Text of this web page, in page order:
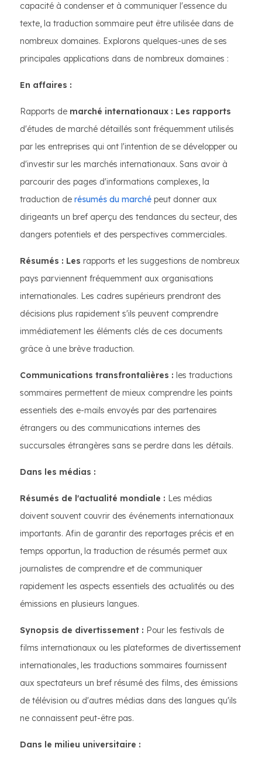
capacité à condenser et à communiquer l'essence du
texte, la traduction sommaire peut être utilisée dans de
nombreux domaines. Explorons quelques-unes de ses
principales applications dans de nombreux domaines :
En affaires :
Rapports de marché internationaux : Les rapports
d'études de marché détaillés sont fréquemment utilisés
par les entreprises qui ont l'intention de se développer ou
d'investir sur les marchés internationaux. Sans avoir à
parcourir des pages d'informations complexes, la
traduction de résumés du marché peut donner aux
dirigeants un bref aperçu des tendances du secteur, des
dangers potentiels et des perspectives commerciales.
Résumés : Les rapports et les suggestions de nombreux
pays parviennent fréquemment aux organisations
internationales. Les cadres supérieurs prendront des
décisions plus rapidement s'ils peuvent comprendre
immédiatement les éléments clés de ces documents
grâce à une brève traduction.
Communications transfrontalières : les traductions
sommaires permettent de mieux comprendre les points
essentiels des e-mails envoyés par des partenaires
étrangers ou des communications internes des
succursales étrangères sans se perdre dans les détails.
Dans les médias :
Résumés de l'actualité mondiale : Les médias
doivent souvent couvrir des événements internationaux
importants. Afin de garantir des reportages précis et en
temps opportun, la traduction de résumés permet aux
journalistes de comprendre et de communiquer
rapidement les aspects essentiels des actualités ou des
émissions en plusieurs langues.
Synopsis de divertissement : Pour les festivals de
films internationaux ou les plateformes de divertissement
internationales, les traductions sommaires fournissent
aux spectateurs un bref résumé des films, des émissions
de télévision ou d'autres médias dans des langues qu'ils
ne connaissent peut-être pas.
Dans le milieu universitaire :